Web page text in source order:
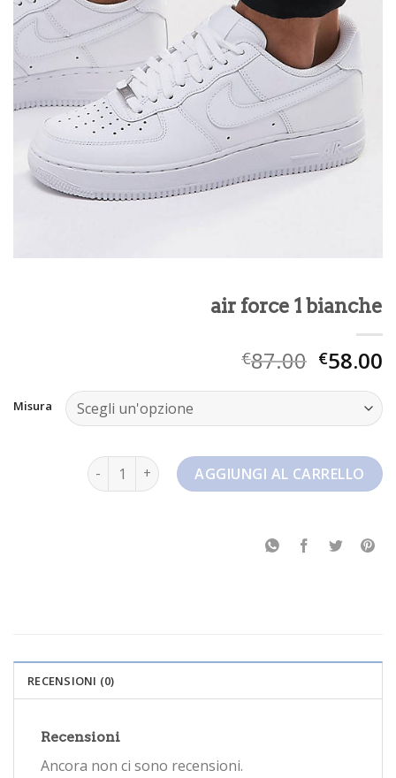
air force 1 bianche
€87.00 €58.00
Misura
air force 1 bianche quantitàAGGIUNGI AL CARRELLO
RECENSIONI (0)
Recensioni
Ancora non ci sono recensioni.